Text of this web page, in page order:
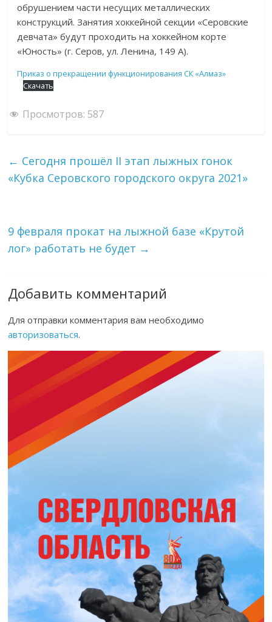
обрушением части несущих металлических
конструкций. Занятия хоккейной секции «Серовские
девчата» будут проходить на хоккейном корте
«Юность» (г. Серов, ул. Ленина, 149 А).
Приказ о прекращении функционирования СК «Алмаз»
Скачать
Просмотров: 587
← Сегодня прошёл II этап лыжных гонок
«Кубка Серовского городского округа 2021»
9 февраля прокат на лыжной базе «Крутой
лог» работать не будет →
Добавить комментарий
Для отправки комментария вам необходимо
авторизоваться.